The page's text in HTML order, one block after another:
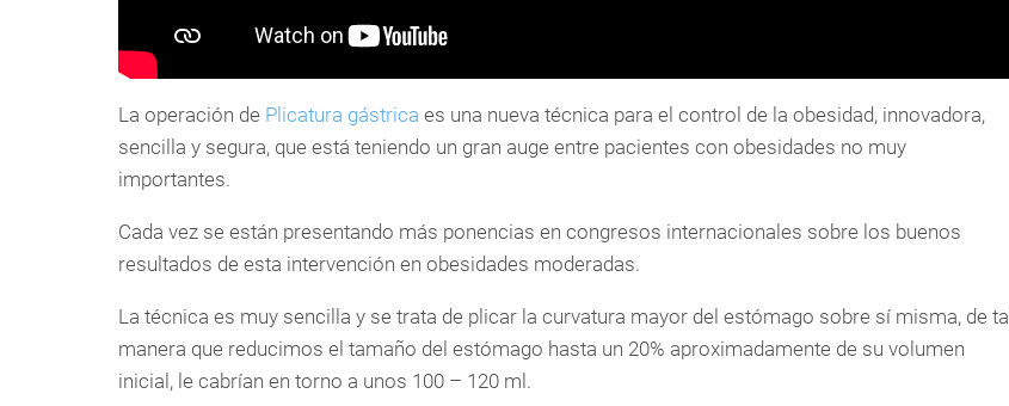
La operación de Plicatura gástrica es una nueva técnica para el control de la obesidad, innovadora,
sencilla y segura, que está teniendo un gran auge entre pacientes con obesidades no muy
importantes.
Cada vez se están presentando más ponencias en congresos internacionales sobre los buenos
resultados de esta intervención en obesidades moderadas.
La técnica es muy sencilla y se trata de plicar la curvatura mayor del estómago sobre sí misma, de tal
manera que reducimos el tamaño del estómago hasta un 20% aproximadamente de su volumen
inicial, le cabrían en torno a unos 100 – 120 ml.